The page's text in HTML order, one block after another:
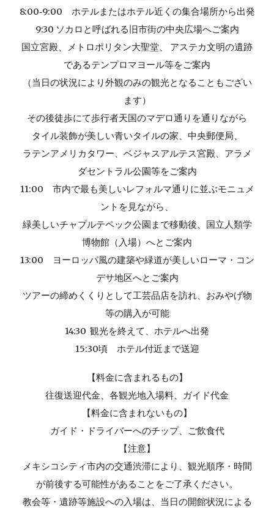
8:00‐9:00 ホテルまたはホテル近くの集合場所から出発
9:30 ソカロと呼ばれる旧市街の中央広場へご案内
国立宮殿、メトロポリタン大聖堂、 アステカ文明の遺跡
であるテンプロマヨール等をご案内
（当日の状況により外観のみの観光となることもござい
ます）
その後徒歩にて歩行者天国のマデロ通りを通りながら
タイル装飾が美しい青いタイルの家、中央郵便局、
ラテンアメリカタワー、ベジャスアルテス宮殿、アラメ
ダセントラル公園等をご案内
11:00 市内で最も美しいレフォルマ通りに並ぶモニュメ
ントを見ながら、
緑美しいチャプルテペック公園まで移動後、国立人類学
博物館（入場）へとご案内
13:00 ヨーロッパ風の建築や緑道が美しいローマ・コン
デサ地区へとご案内
ツアーの締めくくりとして工芸品店を訪れ、おみやげ物
等の購入が可能
14:30 観光を終えて、ホテルへ出発
15:30頃 ホテル付近 まで送迎
【料金に含まれるもの】
往復送迎代金、 各観光地入場料、ガイド代金
【料金に含まれないもの】
ガイド・ドライバーへのチップ、ご飲食代
【注意】
メキシコシティ市内の交通渋滞により、 観光順序・ 時間
が前後する可能性があること をご了承ください。
教会等・遺跡等施設への入場は、当日の開館状況による